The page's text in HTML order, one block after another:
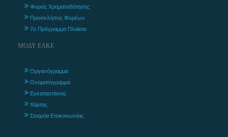
Φορείς Χρηματοδότησης
Προσκλήσεις Φορέων
7ο Πρόγραμμα Πλαίσιο
ΜΟΔΥ ΕΛΚΕ
Οργανόγραμμα
Ονοματόγραμμα
Εγκαταστάσεις
Χάρτης
Στοιχεία Επικοινωνίας